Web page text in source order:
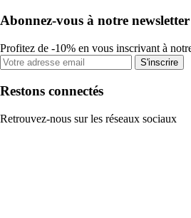
Abonnez-vous à notre newsletter
Profitez de -10% en vous inscrivant à
S'inscrire
Restons connectés
Retrouvez-nous sur les réseaux sociaux